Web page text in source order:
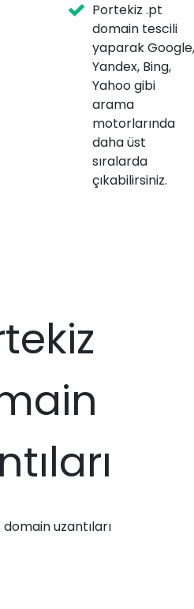
Portekiz .pt
domain tescili
yaparak Google,
Yandex, Bing,
Yahoo gibi
arama
motorlarında
daha üst
sıralarda
çıkabilirsiniz.
uzantıları